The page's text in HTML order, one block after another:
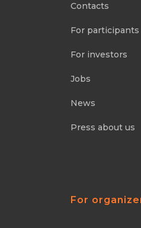
Contacts
For participants
For investors
Jobs
News
Press about us
For